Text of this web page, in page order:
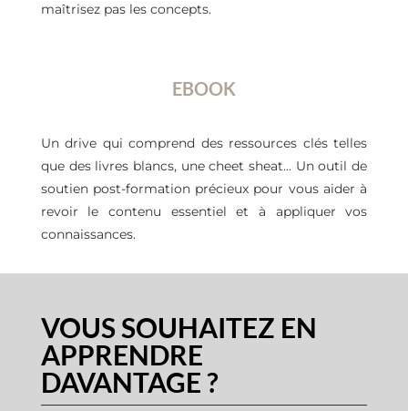
maîtrisez pas les concepts.
EBOOK
Un drive qui comprend des ressources clés telles
que des livres blancs, une cheet sheat… Un outil de
soutien post-formation précieux pour vous aider à
revoir le contenu essentiel et à appliquer vos
connaissances.
VOUS SOUHAITEZ EN
APPRENDRE
DAVANTAGE ?